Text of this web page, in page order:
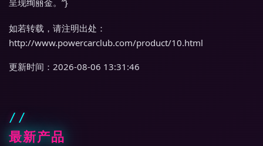
呈现绚丽金。”}
如若转载，请注明出处：
http://www.powercarclub.com/product/10.html
更新时间：2026-08-06 13:31:46
最新产品